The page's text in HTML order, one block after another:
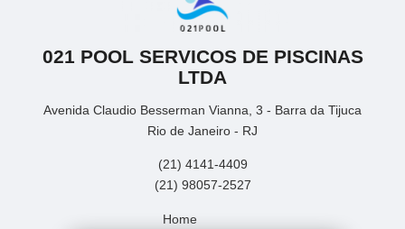
021 POOL SERVICOS DE PISCINAS
LTDA
Avenida Claudio Besserman Vianna, 3 - Barra da Tijuca
Rio de Janeiro - RJ
(21) 4141-4409
(21) 98057-2527
Home